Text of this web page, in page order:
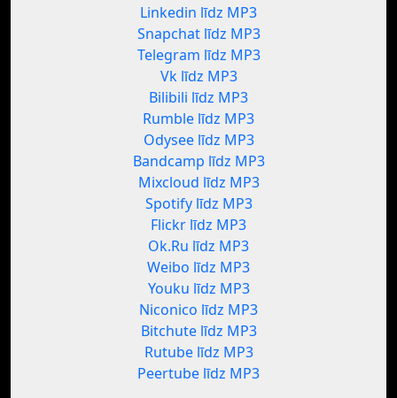
Linkedin līdz MP3
Snapchat līdz MP3
Telegram līdz MP3
Vk līdz MP3
Bilibili līdz MP3
Rumble līdz MP3
Odysee līdz MP3
Bandcamp līdz MP3
Mixcloud līdz MP3
Spotify līdz MP3
Flickr līdz MP3
Ok.Ru līdz MP3
Weibo līdz MP3
Youku līdz MP3
Niconico līdz MP3
Bitchute līdz MP3
Rutube līdz MP3
Peertube līdz MP3